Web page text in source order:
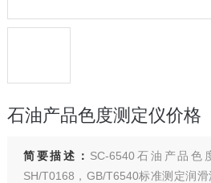
石油产品色度测定仪价格
简要描述： SC-6540石油产品
SH/T0168，GB/T6540标准测定润